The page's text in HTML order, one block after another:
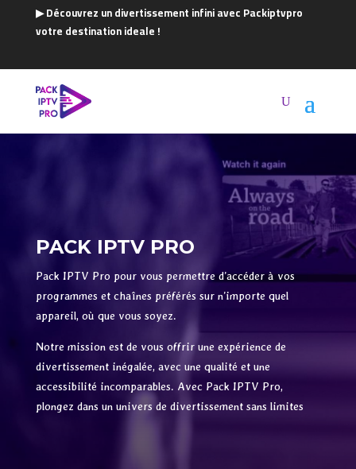
▶ Découvrez un divertissement infini avec Packiptvpro
votre destination ideale !
PACK IPTV PRO
Pack IPTV Pro pour vous permettre d’accéder à vos
programmes et chaînes préférés sur n’importe quel
appareil, où que vous soyez.
Notre mission est de vous offrir une expérience de
divertissement inégalée, avec une qualité et une
accessibilité incomparables. Avec Pack IPTV Pro,
plongez dans un univers de divertissement sans limites